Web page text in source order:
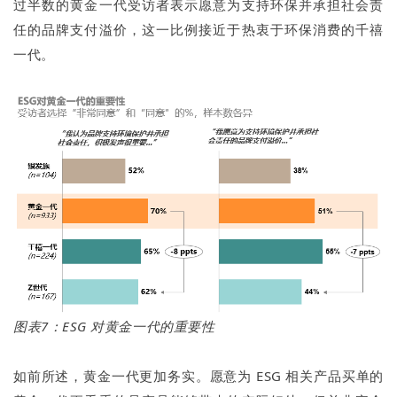
过半数的黄金一代受访者表示愿意为支持环保并承担社会责
任的品牌支付溢价，这一比例接近于热衷于环保消费的千禧
一代。
图表7：ESG 对黄金一代的重要性
如前所述，黄金一代更加务实。愿意为 ESG 相关产品买单的